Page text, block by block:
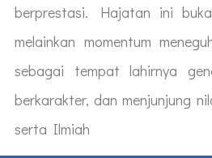
berprestasi. Hajatan ini
melainkan momentum
sebagai tempat lahirnya
berkarakter, dan menjunjung
serta Ilmiah